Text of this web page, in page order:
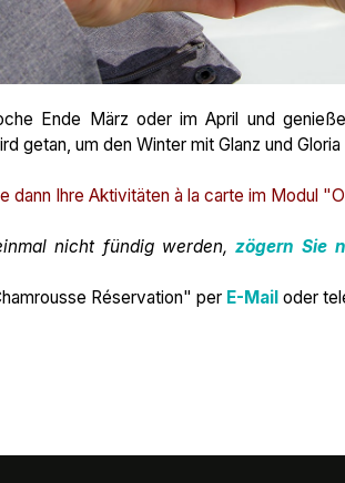
Ende März oder im April und
getan, um den Winter mit Glanz und
dann Ihre Aktivitäten à la carte im Modul
nicht fündig werden, zögern Sie
Réservation" per E-Mail oder